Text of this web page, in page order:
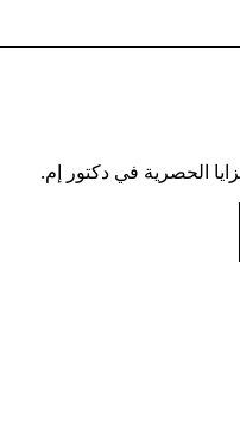
الحصرية في دكتور إم.